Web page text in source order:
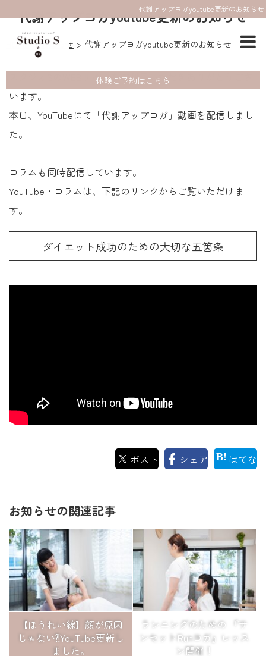
代謝アップヨガyoutube更新のお知らせ
体験ご予約はこちら
代謝アップヨガyoutube更新のお知らせ
HOME お知らせ 代謝アップヨガyoutube更新のお知らせ
スタジオSのWEBサイトをご利用いただきありがとうござ
います。
本日、YouTubeにて「代謝アップヨガ」動画を配信しまし
た。
コラムも同時配信しています。
YouTube・コラムは、下記のリンクからご覧いただけま
す。
ダイエット成功のための大切な五箇条
ポスト シェア はてな
お知らせの関連記事
【ほうれい線】顔が原因
じゃない⁈YouTube更新し
ました。
ランニングのための 『サ
ンセットRunヨガ』レッス
ン開催！